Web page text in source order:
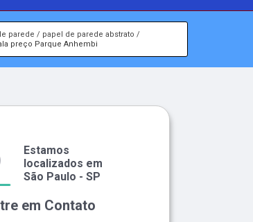
parede
papel de parede abstrato
preço Parque Anhembi
em Contato
Estamos
localizados em
São Paulo - SP